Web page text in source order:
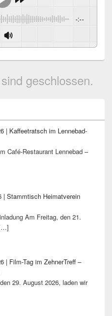
-:--
geschlossen.
| Kaffeetratsch im Lennebad-
Café-Restaurant Lennebad –
| Stammtisch Heimatverein
Am Freitag, den 21.
| Film-Tag im ZehnerTreff –
29. August 2026, laden wir